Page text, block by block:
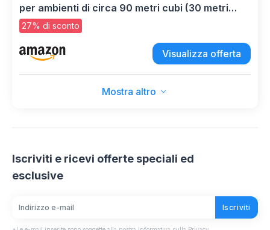
per ambienti di circa 90 metri cubi (30 metri
quadrati), Deumidificatore casa muffa,
sbrinamento automatico, 32 dB, refrigerante
R290, PD12R-03DE
27% di sconto
Visualizza offerta
Mostra altro
Iscriviti e ricevi offerte speciali ed
esclusive
Iscriviti